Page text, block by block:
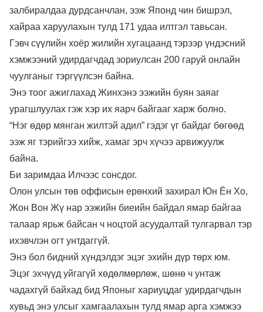
залбиралдаа дурдсанчлан, ээж Японд чин бишрэл,
хайраа харуулахын тулд 171 удаа илтгэл тавьсан.
Гэвч сүүлийн хоёр жилийн хугацаанд тэрээр үндэсний
хэмжээний удирдагчдад зориулсан 200 гаруй онлайн
чуулганыг тэргүүлсэн байна.
Энэ тоог ажиглахад Жинхэнэ ээжийн буян заяаг
урагшлуулах гэж хэр их яарч байгааг харж болно.
“Нэг өдөр мянган жилтэй адил” гэдэг үг байдаг бөгөөд
ээж яг тэрийгээ хийж, хамаг эрч хүчээ арвижуулж
байна.
Би заримдаа Илчээс сонсдог.
Олон улсын төв оффисын ерөнхий захирал Юн Ён Хо,
Жон Вон Жү нар ээжийн биеийн байдал ямар байгаа
талаар ярьж байсан ч ноцтой асуудалтай тулгарвал тэр
ихэвчлэн огт унтдаггүй.
Энэ бол бидний хүндэлдэг эцэг эхийн дүр төрх юм.
Эцэг эхчүүд уйгагүй хөдөлмөрлөж, шөнө ч унтаж
чадахгүй байхад бид Японыг хариуцдаг удирдагчдын
хувьд энэ улсыг хамгаалахын тулд ямар арга хэмжээ